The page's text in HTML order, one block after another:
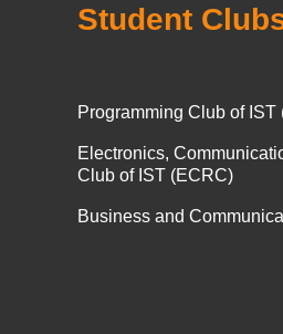
Student
Programming Club of IST
Electronics,
Club of IST (ECRC)
Business and